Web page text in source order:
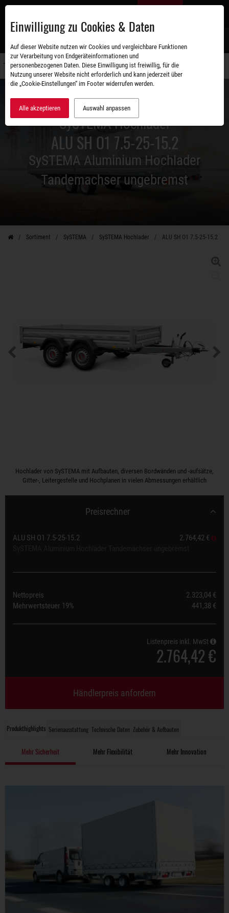
Zum
SySTEMA Hochlader
ALU SH O1 7.5-25-15.2
SySTEMA Aluminium Hochlader
Tandemachser ungebremst
Sortiment SySTEMA SySTEMA Hochlader ALU SH O1 7.5-25-15.2
Hochlader von SySTEMA mit Aufbauten, diversen Bordwänden und -aufsätze,
Gitter-, Leitergestelle und Hochplanen in vielen Abmessungen erhältlich
Produkthighlights Serienausstattung Technische Daten Zubehör & Aufbauten
Mehr Sicherheit Mehr Flexibilität Mehr Innovation
Preisrechner
ALU SH O1 7.5-25-15.2
2.764,42 €
Nettopreis
2.323,04 €
Mehrwertsteuer 19% 441,38 €
Listenpreis inkl. MwSt
2.764,42 €
Händlerpreis anfordern
Einwilligung zu Cookies & Daten
Auf dieser Website nutzen wir Cookies und vergleichbare Funktionen
zur Verarbeitung von Endgeräteinformationen und
personenbezogenen Daten. Diese Einwilligung ist freiwillig, für die
Nutzung unserer Website nicht erforderlich und kann jederzeit über
die „Cookie-Einstellungen“ im Footer widerrufen werden.
Alle akzeptieren Auswahl anpassen